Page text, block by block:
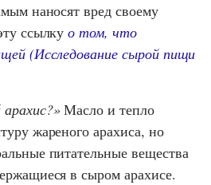
наносят вред своему
ссылкуо том, что
(Исследование сырой пищи
Масло и тепло
жареного арахиса, но
питательные вещества
в сыром арахисе.